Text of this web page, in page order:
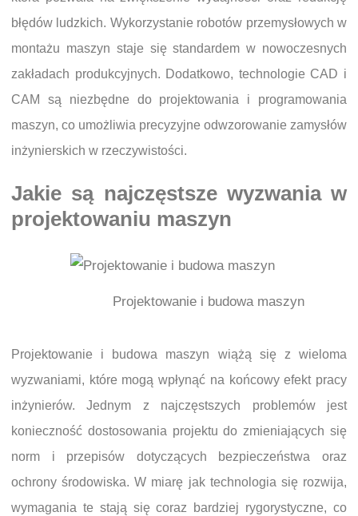
błędów ludzkich. Wykorzystanie robotów przemysłowych w
montażu maszyn staje się standardem w nowoczesnych
zakładach produkcyjnych. Dodatkowo, technologie CAD i
CAM są niezbędne do projektowania i programowania
maszyn, co umożliwia precyzyjne odwzorowanie zamysłów
inżynierskich w rzeczywistości.
Jakie są najczęstsze wyzwania w
projektowaniu maszyn
Projektowanie i budowa maszyn
Projektowanie i budowa maszyn wiążą się z wieloma
wyzwaniami, które mogą wpłynąć na końcowy efekt pracy
inżynierów. Jednym z najczęstszych problemów jest
konieczność dostosowania projektu do zmieniających się
norm i przepisów dotyczących bezpieczeństwa oraz
ochrony środowiska. W miarę jak technologia się rozwija,
wymagania te stają się coraz bardziej rygorystyczne, co